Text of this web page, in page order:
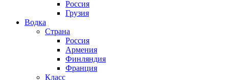
Россия
Грузия
Водка
Страна
Россия
Армения
Финляндия
Франция
Класс